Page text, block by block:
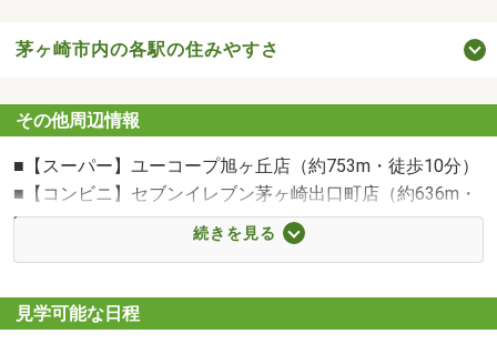
☆キッズスペース完備☆
ざいますので、
ご家族お揃いでお越しくださいませ。
☆近隣コインパーキングあり☆
お車でお越し頂いたお客様には、近隣コインパーキングを
お帰りの際に駐車料金を精算致します。
茅ヶ崎市内の各駅の住みやすさ
その他周辺情報
■【スーパー】ユーコープ旭ヶ丘店（約753m・徒歩10分）
■【コンビニ】セブンイレブン茅ヶ崎出口町店（約636m・
徒歩8分）
■【ドラッグストア】マツモトキヨシ茅ヶ崎松が丘店（約
■【中学校】茅ヶ崎市立浜須賀中学校（約587m・徒歩8
分）
続きを見る
見学可能な日程